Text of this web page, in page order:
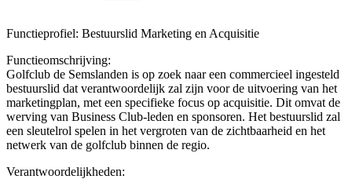
Functieprofiel: Bestuurslid Marketing en Acquisitie
Functieomschrijving:
Golfclub de Semslanden is op zoek naar een commercieel ingesteld
bestuurslid dat verantwoordelijk zal zijn voor de uitvoering van het
marketingplan, met een specifieke focus op acquisitie. Dit omvat de
werving van Business Club-leden en sponsoren. Het bestuurslid zal
een sleutelrol spelen in het vergroten van de zichtbaarheid en het
netwerk van de golfclub binnen de regio.
Verantwoordelijkheden: